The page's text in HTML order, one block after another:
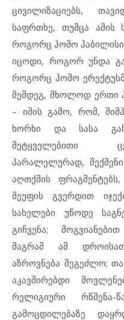
ცივილიზაციებს,
საფრთხე, თუმცა ამის
როგორც ჰომო ჰაბილისი,
იცოდი, როგორ უნდა
როგორც ჰომო
შემდეგ, მხოლოდ ერთი
– იმის გამო, რომ,
ხორხი და სასა
მეტყველებითი
პარალელურად,
აღთქმის
მეუფის გვერდით
სახელები უწოდე
გიჩვენა;
მაგრამ ამ
აზროვნება შეგეძლო;
აკავშირებდი
რელიგიური რწმენა-
გამოცდილებაზე